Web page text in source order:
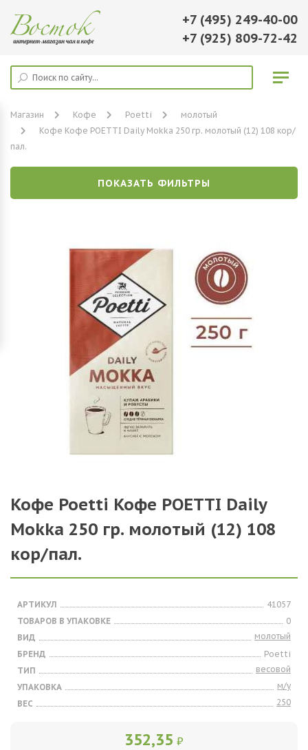
+7 (495) 249-40-00
+7 (925) 809-72-42
Магазин Кофе Poetti
молотый
Кофе Кофе POETTI Daily Mokka 250 гр. молотый (12) 108 кор/
пал.
ПОКАЗАТЬ ФИЛЬТРЫ
Кофе Poetti Кофе POETTI Daily
Mokka 250 гр. молотый (12) 108
кор/пал.
АРТИКУЛ
41057
ТОВАРОВ В УПАКОВКЕ
0
ВИД
молотый
БРЕНД
Poetti
ТИП
весовой
УПАКОВКА
м/у
ВЕС
250
352,35 ₽